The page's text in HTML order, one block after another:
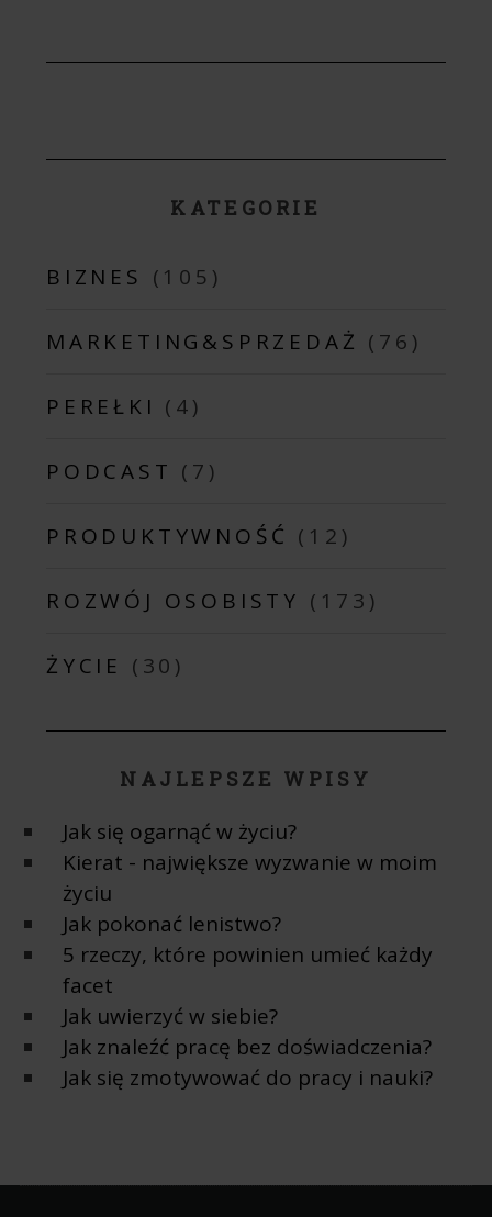
KATEGORIE
BIZNES (105)
MARKETING&SPRZEDAŻ (76)
PEREŁKI (4)
PODCAST (7)
PRODUKTYWNOŚĆ (12)
ROZWÓJ OSOBISTY (173)
ŻYCIE (30)
NAJLEPSZE WPISY
Jak się ogarnąć w życiu?
Kierat - największe wyzwanie w moim
życiu
Jak pokonać lenistwo?
5 rzeczy, które powinien umieć każdy
facet
Jak uwierzyć w siebie?
Jak znaleźć pracę bez doświadczenia?
Jak się zmotywować do pracy i nauki?